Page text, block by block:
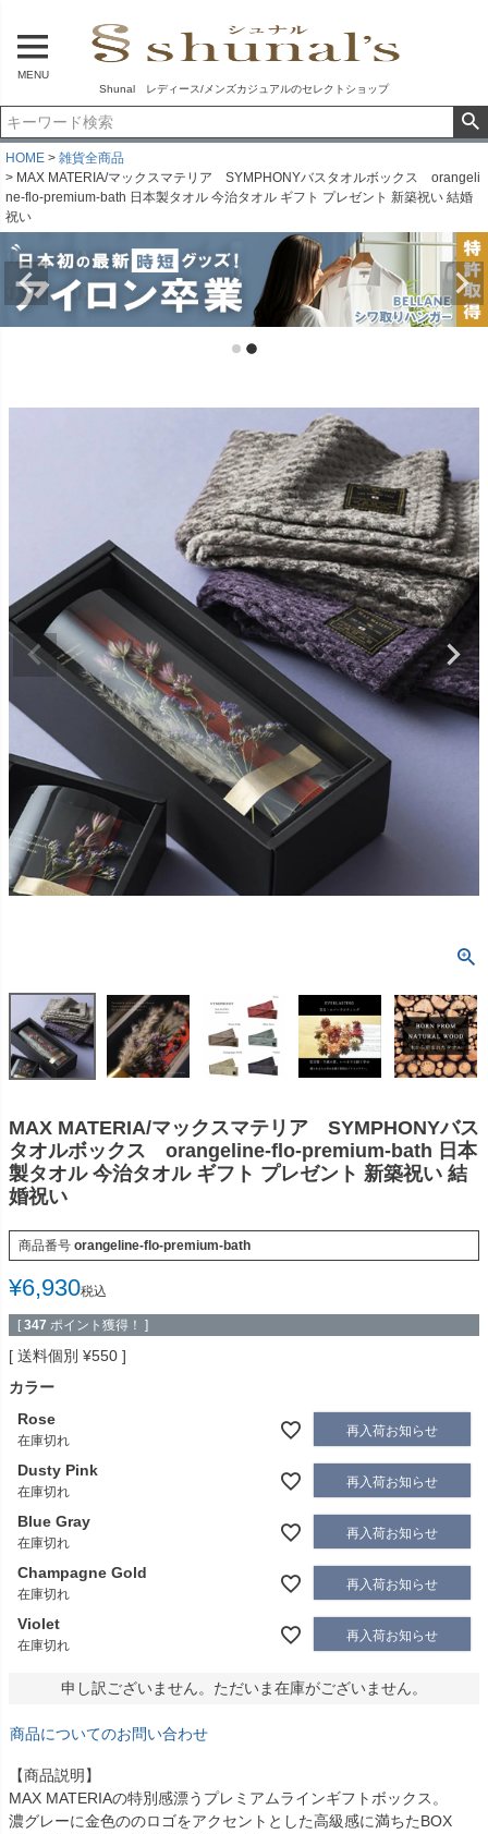
MENU
Shunal レディース/メンズカジュアルのセレクトショップ
HOME
雑貨全商品
MAX MATERIA/マックスマテリア SYMPHONYバスタオルボックス orangeli
ne-flo-premium-bath 日本製タオル 今治タオル ギフト プレゼント 新築祝い 結婚
祝い
MAX MATERIA/マックスマテリア SYMPHONYバス
タオルボックス orangeline-flo-premium-bath 日本
製タオル 今治タオル ギフト プレゼント 新築祝い 結
婚祝い
商品番号 orangeline-flo-premium-bath
¥6,930税込
[ 347 ポイント獲得！ ]
送料個別 ¥550
カラー
Rose
在庫切れ
再入荷お知らせ
Dusty Pink
在庫切れ
再入荷お知らせ
Blue Gray
在庫切れ
再入荷お知らせ
Champagne Gold
在庫切れ
再入荷お知らせ
Violet
在庫切れ
再入荷お知らせ
申し訳ございません。ただいま在庫がございません。
商品についてのお問い合わせ
【商品説明】
MAX MATERIAの特別感漂うプレミアムラインギフトボックス。
濃グレーに金色ののロゴをアクセントとした高級感に満ちたBOX